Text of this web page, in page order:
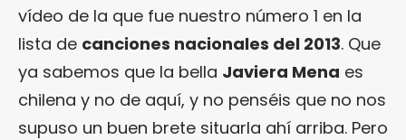
vídeo de la que fue nuestro número 1 en la
lista de canciones nacionales del 2013. Que
ya sabemos que la bella Javiera Mena es
chilena y no de aquí, y no penséis que no nos
supuso un buen brete situarla ahí arriba. Pero